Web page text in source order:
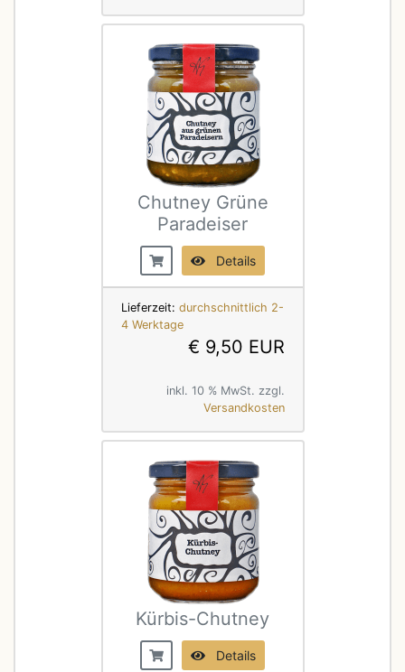
Chutney Grüne
Paradeiser
Details
Lieferzeit: durchschnittlich 2-
4 Werktage
€ 9,50 EUR
inkl. 10 % MwSt. zzgl.
Versandkosten
Kürbis-Chutney
Details